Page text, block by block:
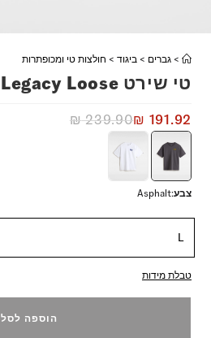
> גברים > ביגוד > חולצות טי ומכופתרות
טי שירט Z Legacy Loose
₪239.90₪ 191.92
צבע:
Asphalt
L
טבלת מידות
הוספה לסל